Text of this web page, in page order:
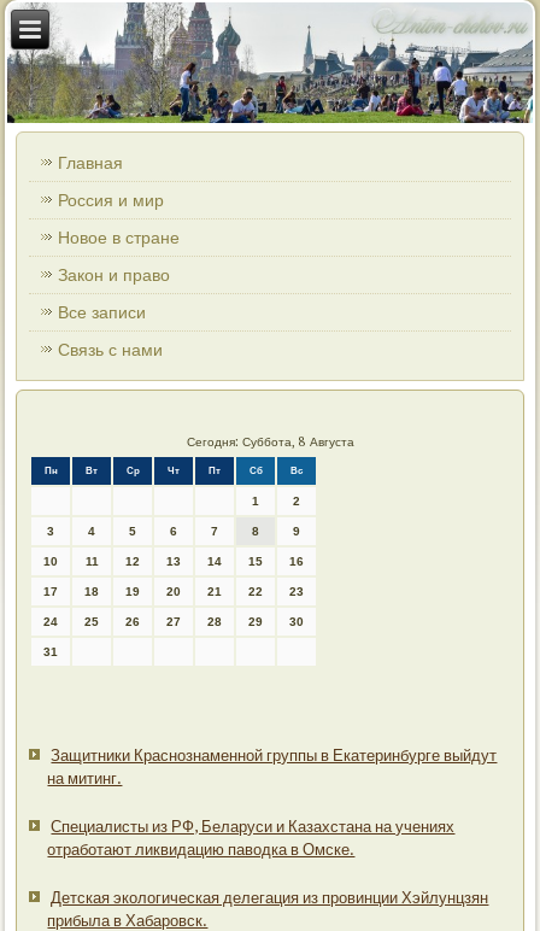
Главная
Россия и мир
Новое в стране
Закон и право
Все записи
Связь с нами
Сегодня: Суббота, 8 Августа
Пн Вт Ср Чт Пт Сб Вс
1 2
3 4 5 6 7 8 9
10 11 12 13 14 15 16
17 18 19 20 21 22 23
24 25 26 27 28 29 30
31
Защитники Краснознаменной группы в Екатеринбурге выйдут
на митинг.
Специалисты из РФ, Беларуси и Казахстана на учениях
отработают ликвидацию паводка в Омске.
Детская экологическая делегация из провинции Хэйлунцзян
прибыла в Хабаровск.